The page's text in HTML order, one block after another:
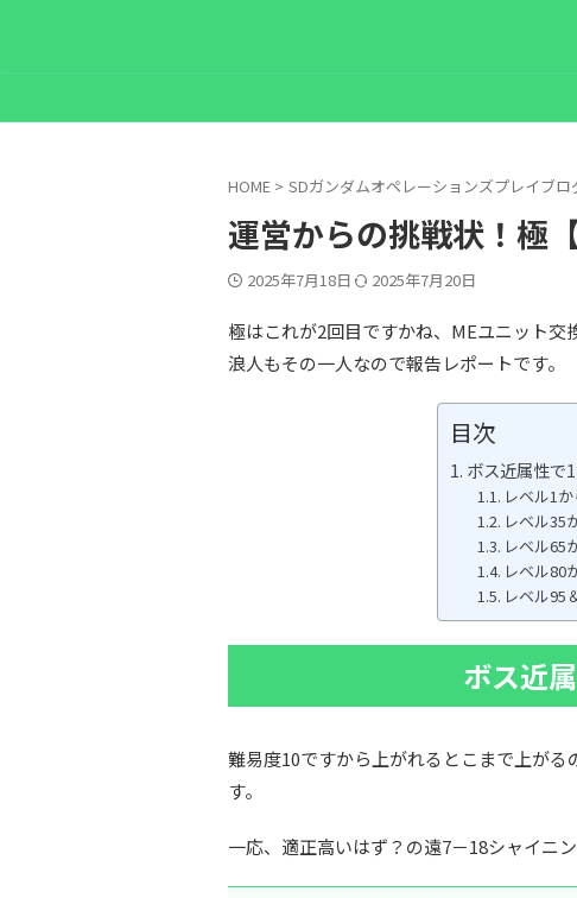
HOME > SDガンダムオペレーションズプレイブロ
運営からの挑戦状！極
2025年7月18日 2025年7月20日
極はこれが2回目ですかね、MEユニット
浪人もその一人なので報告レポートです。
目次
ボス近属性で
レベル1
レベル35
レベル65
レベル80
レベル95
ボス近
難易度10ですから上がれるとこまで上が
す。
一応、適正高いはず？の遠7－18シャイニン